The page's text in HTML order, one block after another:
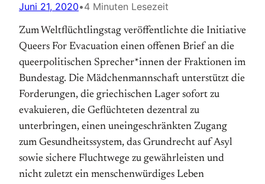
Juni 21, 2020•4 Minuten Lesezeit
Zum Weltflüchtlingstag veröffentlichte die Initiative
Queers For Evacuation einen offenen Brief an die
queerpolitischen Sprecher*innen der Fraktionen im
Bundestag. Die Mädchenmannschaft unterstützt die
Forderungen, die griechischen Lager sofort zu
evakuieren, die Geflüchteten dezentral zu
unterbringen, einen uneingeschränkten Zugang
zum Gesundheitssystem, das Grundrecht auf Asyl
sowie sichere Fluchtwege zu gewährleisten und
nicht zuletzt ein menschenwürdiges Leben